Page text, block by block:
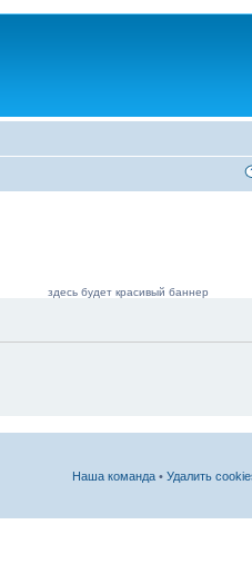
здесь будет красивый баннер
Наша команда • Удалить